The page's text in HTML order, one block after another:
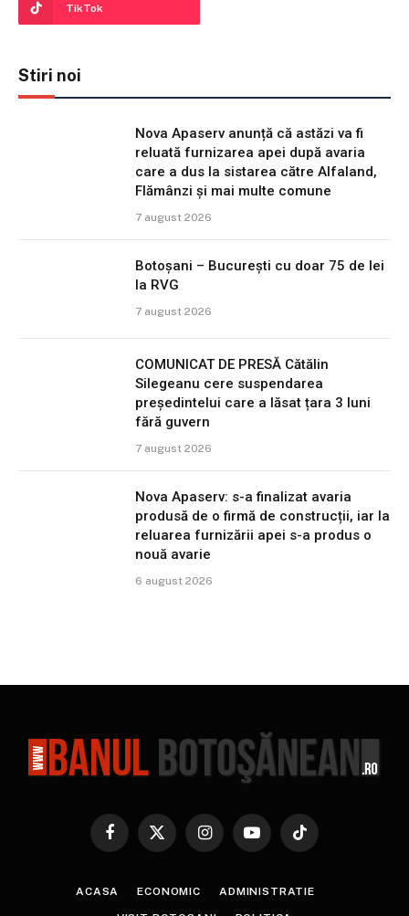
TikTok
Stiri noi
Nova Apaserv anunță că astăzi va fi
reluată furnizarea apei după avaria
care a dus la sistarea către Alfaland,
Flămânzi și mai multe comune
7 august 2026
Botoșani – București cu doar 75 de lei
la RVG
7 august 2026
COMUNICAT DE PRESĂ Cătălin
Silegeanu cere suspendarea
președintelui care a lăsat țara 3 luni
fără guvern
7 august 2026
Nova Apaserv: s-a finalizat avaria
produsă de o firmă de construcții, iar la
reluarea furnizării apei s-a produs o
nouă avarie
6 august 2026
Facebook
X
InstagramYouTubeTikTok
ACASA ECONOMIC ADMINISTRATIE